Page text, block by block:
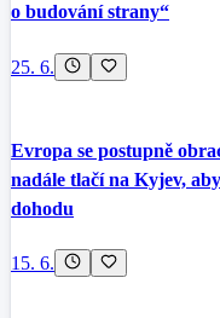
o budování strany“
25. 6.
Evropa se postupně
nadále tlačí na Kyjev,
dohodu
15. 6.